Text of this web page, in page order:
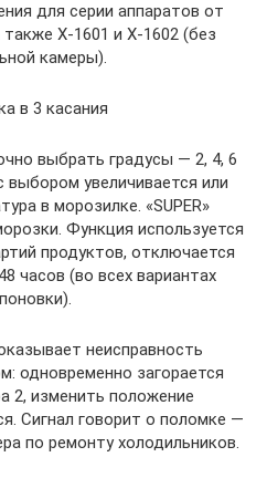
для серии аппаратов от
Х-1601 и Х-1602 (без
камеры).
в 3 касания
выбрать градусы — 2, 4, 6
выбором увеличивается или
в морозилке. «SUPER»
Функция используется
продуктов, отключается
часов (во всех вариантах
неисправность
одновременно загорается
2, изменить положение
Сигнал говорит о поломке —
по ремонту холодильников.